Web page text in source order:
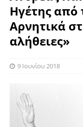
Ηγέτης από
Αρνητικά
αλήθειες»
9 Ιουνίου 2018